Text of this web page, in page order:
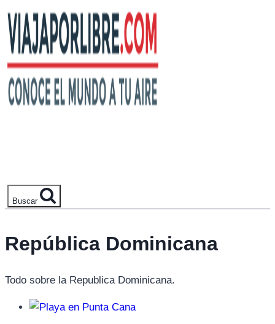
Buscar
República Dominicana
Todo sobre la Republica Dominicana.